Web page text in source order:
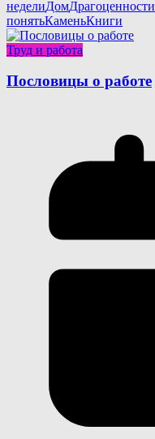
неделиДомДрагоценности
понятьКаменьКниги
Труд и работа
Пословицы о работе